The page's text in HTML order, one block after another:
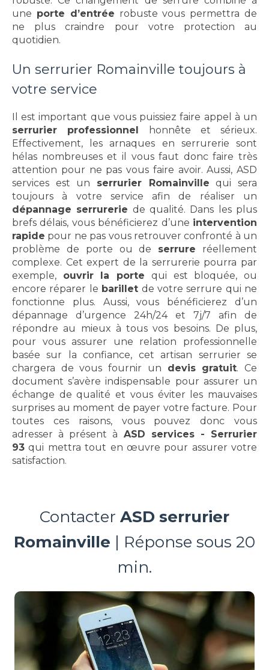
une porte d’entrée robuste vous permettra de
ne plus craindre pour votre protection au
quotidien.
Un serrurier Romainville toujours à
votre service
Il est important que vous puissiez faire appel à un
serrurier professionnel
honnête et sérieux.
Effectivement, les arnaques en serrurerie sont
hélas nombreuses et il vous faut donc faire très
attention pour ne pas vous faire avoir. Aussi, ASD
services est un serrurier Romainville qui sera
toujours à votre service afin de réaliser un
dépannage serrurerie de qualité. Dans les plus
brefs délais, vous bénéficierez d’une intervention
rapide pour ne pas vous retrouver confronté à un
problème de porte ou de serrure réellement
complexe. Cet expert de la serrurerie pourra par
exemple, ouvrir la porte qui est bloquée, ou
encore réparer le barillet de votre serrure qui ne
fonctionne plus. Aussi, vous bénéficierez d’un
dépannage d’urgence 24h/24 et 7j/7 afin de
répondre au mieux à tous vos besoins. De plus,
pour vous assurer une relation professionnelle
basée sur la confiance, cet artisan serrurier se
chargera de vous fournir un devis gratuit. Ce
document s’avère indispensable pour assurer un
échange de qualité et vous éviter les mauvaises
surprises au moment de payer votre facture. Pour
toutes ces raisons, vous pouvez donc vous
adresser à présent à ASD services - Serrurier
93 qui mettra tout en œuvre pour assurer votre
satisfaction.
Contacter ASD serrurier
Romainville | Réponse sous 20
min.